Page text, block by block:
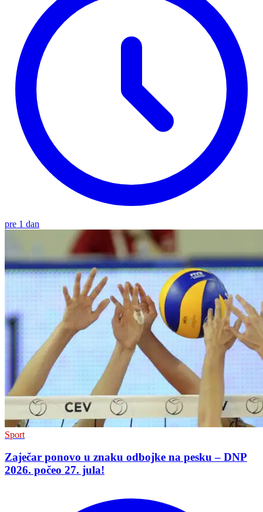
pre 1 dan
Sport
Zaječar ponovo u znaku odbojke na pesku – DNP
2026. počeo 27. jula!